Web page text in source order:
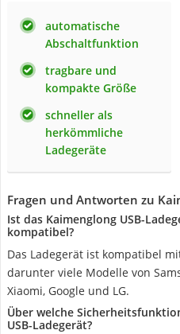
automatische
Abschaltfunktion
tragbare und
kompakte Größe
schneller als
herkömmliche
Ladegeräte
Fragen und Antworten zu
Ist das Kaimenglong USB-
kompatibel?
Das Ladegerät ist kompatibel
darunter viele Modelle von
Xiaomi, Google und LG.
Über welche
USB-Ladegerät?